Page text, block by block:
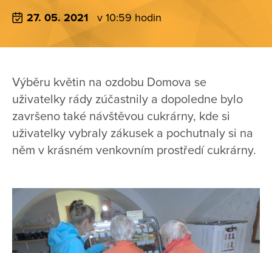
27. 05. 2021 v 10:59 hodin
Výběru květin na ozdobu Domova se
uživatelky rády zúčastnily a dopoledne bylo
završeno také návštěvou cukrárny, kde si
uživatelky vybraly zákusek a pochutnaly si na
něm v krásném venkovním prostředí cukrárny.